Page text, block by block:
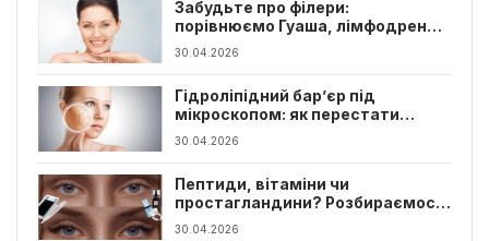
Забудьте про філери:
порівнюємо Гуаша, лімфодренаж
та класику для підтяжки обличчя
30.04.2026
Гідроліпідний бар’єр під
мікроскопом: як перестати
руйнувати власну шкіру
30.04.2026
Пептиди, вітаміни чи
простагландини? Розбираємося
в компонентах сироваток-
30.04.2026